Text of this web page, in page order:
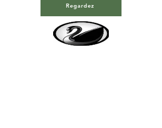
Regardez